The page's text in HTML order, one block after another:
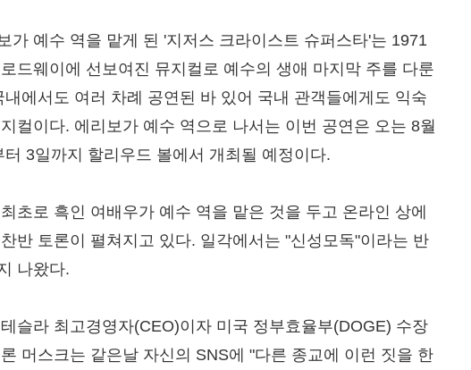
가 예수 역을 맡게 된 '지저스 크라이스트 슈퍼스타'는 1971
드웨이에 선보여진 뮤지컬로 예수의 생애 마지막 주를 다룬
내에서도 여러 차례 공연된 바 있어 국내 관객들에게도 익숙
컬이다. 에리보가 예수 역으로 나서는 이번 공연은 오는 8월
터 3일까지 할리우드 볼에서 개최될 예정이다.
초로 흑인 여배우가 예수 역을 맡은 것을 두고 온라인 상에
반 토론이 펼쳐지고 있다. 일각에서는 "신성모독"이라는 반
나왔다.
슬라 최고경영자(CEO)이자 미국 정부효율부(DOGE) 수장
머스크는 같은날 자신의 SNS에 "다른 종교에 이런 짓을 한